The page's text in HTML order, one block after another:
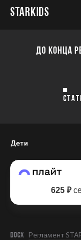
STARKIDS
ДО КОНЦА
Дети
625 ₽
DOCX Регламент